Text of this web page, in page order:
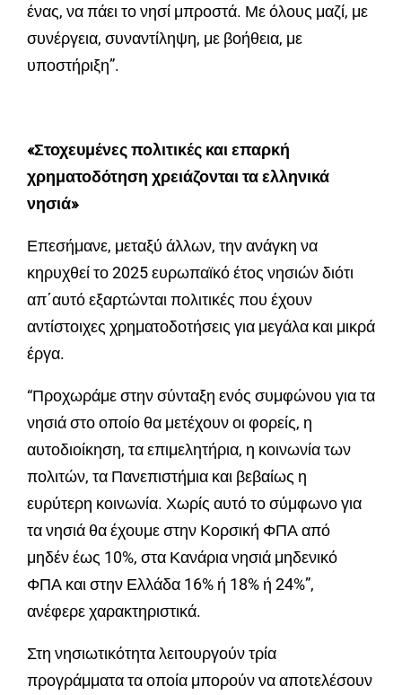
ένας, να πάει το νησί μπροστά. Με όλους μαζί, με
συνέργεια, συναντίληψη, με βοήθεια, με
υποστήριξη”.
«Στοχευμένες πολιτικές και επαρκή
χρηματοδότηση χρειάζονται τα ελληνικά
νησιά»
Επεσήμανε, μεταξύ άλλων, την ανάγκη να
κηρυχθεί το 2025 ευρωπαϊκό έτος νησιών διότι
απ΄αυτό εξαρτώνται πολιτικές που έχουν
αντίστοιχες χρηματοδοτήσεις για μεγάλα και μικρά
έργα.
“Προχωράμε στην σύνταξη ενός συμφώνου για τα
νησιά στο οποίο θα μετέχουν οι φορείς, η
αυτοδιοίκηση, τα επιμελητήρια, η κοινωνία των
πολιτών, τα Πανεπιστήμια και βεβαίως η
ευρύτερη κοινωνία. Χωρίς αυτό το σύμφωνο για
τα νησιά θα έχουμε στην Κορσική ΦΠΑ από
μηδέν έως 10%, στα Κανάρια νησιά μηδενικό
ΦΠΑ και στην Ελλάδα 16% ή 18% ή 24%”,
ανέφερε χαρακτηριστικά.
Στη νησιωτικότητα λειτουργούν τρία
προγράμματα τα οποία μπορούν να αποτελέσουν